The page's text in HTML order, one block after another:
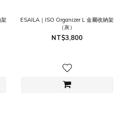
ESAILA｜ISO Organizer L 金屬收納架
（灰）
NT$3,800